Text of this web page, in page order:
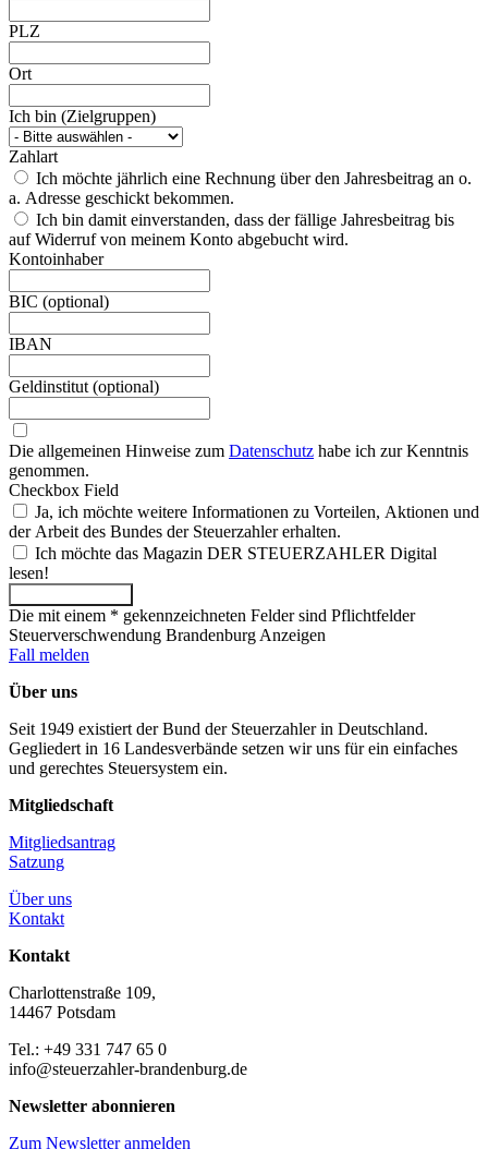
PLZ
Ort
Ich bin (Zielgruppen)
Zahlart
Ich möchte jährlich eine Rechnung über den Jahresbeitrag an o.
a. Adresse geschickt bekommen.
Ich bin damit einverstanden, dass der fällige Jahresbeitrag bis
auf Widerruf von meinem Konto abgebucht wird.
Kontoinhaber
BIC (optional)
IBAN
Geldinstitut (optional)
Die allgemeinen Hinweise zum Datenschutz habe ich zur Kenntnis
genommen.
Checkbox Field
Ja, ich möchte weitere Informationen zu Vorteilen, Aktionen und
der Arbeit des Bundes der Steuerzahler erhalten.
Ich möchte das Magazin DER STEUERZAHLER Digital
lesen!
Die mit einem * gekennzeichneten Felder sind Pflichtfelder
Steuerverschwendung Brandenburg Anzeigen
Fall melden
Über uns
Seit 1949 existiert der Bund der Steuerzahler in Deutschland.
Gegliedert in 16 Landesverbände setzen wir uns für ein einfaches
und gerechtes Steuersystem ein.
Mitgliedschaft
Mitgliedsantrag
Satzung
Über uns
Kontakt
Kontakt
Charlottenstraße 109,
14467 Potsdam
Tel.: +49 331 747 65 0
info@steuerzahler-brandenburg.de
Newsletter abonnieren
Zum Newsletter anmelden